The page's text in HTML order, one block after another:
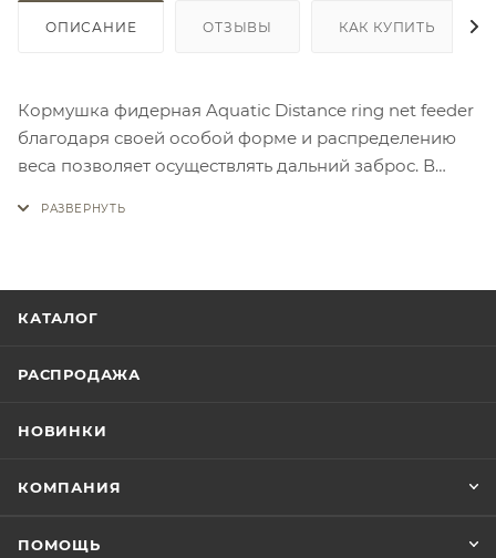
ОПИСАНИЕ ОТЗЫВЫ КАК КУПИТЬ
Кормушка фидерная Aquatic Distance ring net feeder
благодаря своей особой форме и распределению
веса позволяет осуществлять дальний заброс. В
КАТАЛОГ
РАСПРОДАЖА
НОВИНКИ
КОМПАНИЯ
ПОМОЩЬ